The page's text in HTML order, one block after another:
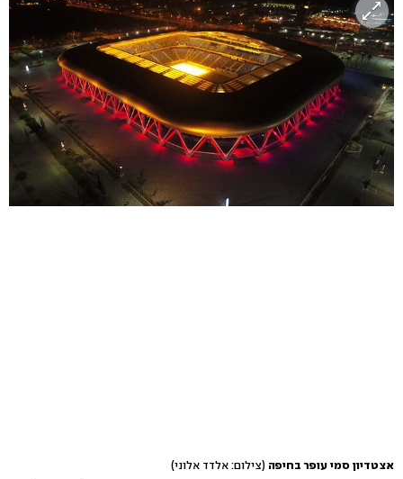
אצטדיון סמי עופר בחיפה (צילום: אלדד אלוני)